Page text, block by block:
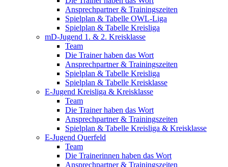
Ansprechpartner & Trainingszeiten
Spielplan & Tabelle OWL-Liga
Spielplan & Tabelle Kreisliga
mD-Jugend 1. & 2. Kreisklasse
Team
Die Trainer haben das Wort
Ansprechpartner & Trainingszeiten
Spielplan & Tabelle Kreisliga
Spielplan & Tabelle Kreisklasse
E-Jugend Kreisliga & Kreisklasse
Team
Die Trainer haben das Wort
Ansprechpartner & Trainingszeiten
Spielplan & Tabelle Kreisliga & Kreisklasse
E-Jugend Querfeld
Team
Die Trainerinnen haben das Wort
Ansprechpartner & Trainingszeiten